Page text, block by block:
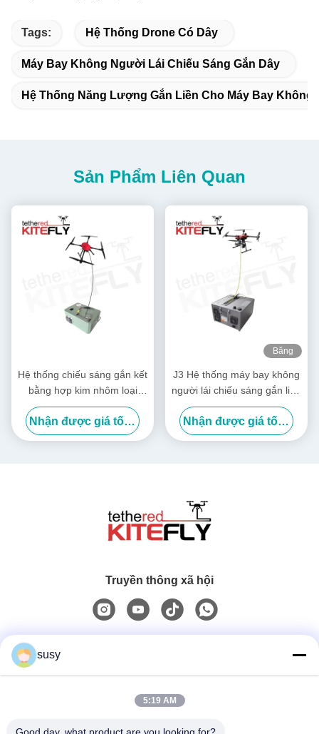
Tags: Hệ Thống Drone Có Dây
Máy Bay Không Người Lái Chiếu Sáng Gắn Dây
Hệ Thống Năng Lượng Gắn Liền Cho Máy Bay Không
Sản Phẩm Liên Quan
Hệ thống chiếu sáng gắn kết
bằng hợp kim nhôm loại
hàng không vũ trụ M40 IP54
Kitefly
Nhận được giá tốt nhất
Băng
J3 Hệ thống máy bay không
người lái chiếu sáng gắn liền
100 mét với tải trọng tối đa
3kg Kitefly
Nhận được giá tốt nhất
Truyền thông xã hội
0086-19952400441
susy
5:19 AM